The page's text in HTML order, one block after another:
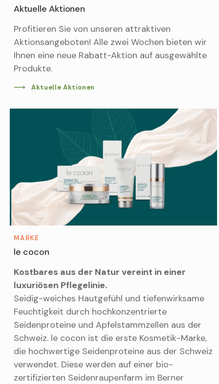
Aktuelle Aktionen
Profitieren Sie von unseren attraktiven
Aktionsangeboten! Alle zwei Wochen bieten wir
Ihnen eine neue Rabatt-Aktion auf ausgewählte
Produkte.
Aktuelle Aktionen
MARKE
le cocon
Kostbares aus der Natur vereint in einer
luxuriösen Pflegelinie.
Seidig-weiches Hautgefühl und tiefenwirksame
Feuchtigkeit durch hochkonzentrierte
Seidenproteine und Apfelstammzellen aus der
Schweiz. le cocon ist die erste Kosmetik-Marke,
die hochwertige Seidenproteine aus der Schweiz
verwendet. Diese werden auf einer bio-
zertifizierten Seidenraupenfarm im Berner